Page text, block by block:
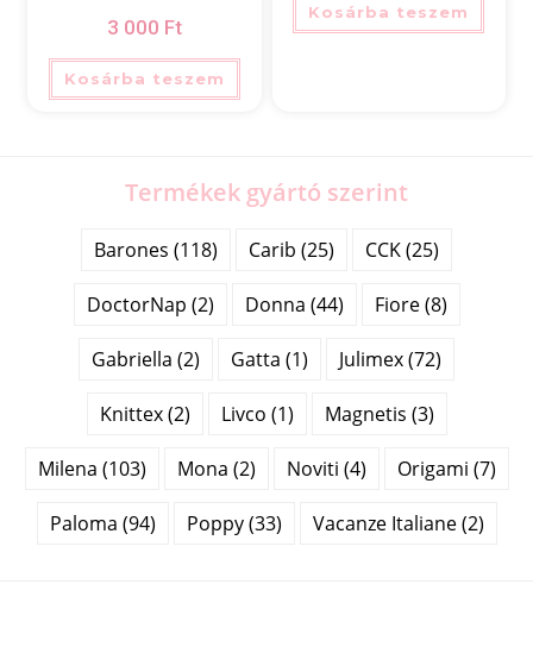
3 000 Ft
Kosárba teszem
Kosárba teszem
Termékek gyártó szerint
Barones (118) Carib (25) CCK (25)
DoctorNap (2) Donna (44) Fiore (8)
Gabriella (2) Gatta (1) Julimex (72)
Knittex (2) Livco (1) Magnetis (3)
Milena (103) Mona (2) Noviti (4) Origami (7)
Paloma (94) Poppy (33) Vacanze Italiane (2)